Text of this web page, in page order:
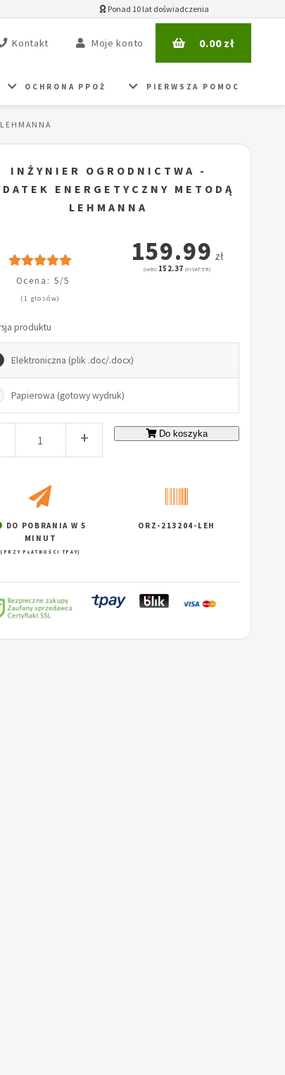
Ponad 10 lat doświadczenia
Kontakt Moje konto 0.00zł
OCHRONA PPOŻ PIERWSZA POMOC
INŻYNIER OGRODNICTWA -
ENERGETYCZNY METODĄ
LEHMANNA
Ocena: 5/5
(1 głosów)
159.99 zł
(netto: 152.37 zł + VAT: 5%)
produktu
Elektroniczna (plik .doc/.docx)
Papierowa (gotowy wydruk)
+ Do koszyka
DO POBRANIA W 5
MINUT
(PRZY PŁATNOŚCI TPAY)
ORZ-213204-LEH